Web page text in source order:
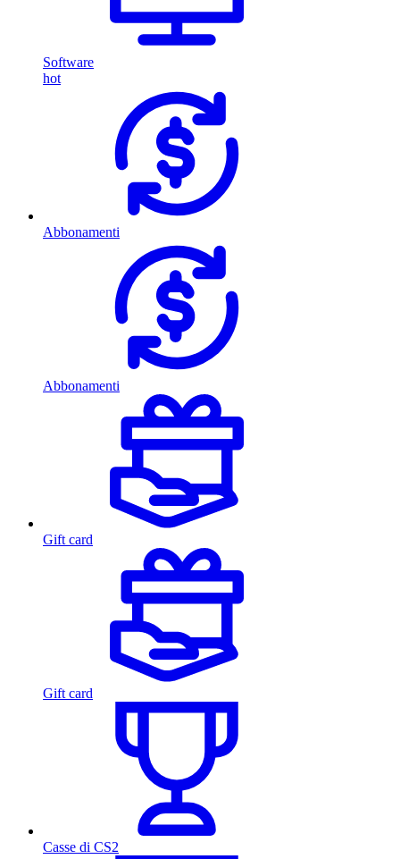
Software
hot
Abbonamenti
Abbonamenti
Gift card
Gift card
Casse di CS2